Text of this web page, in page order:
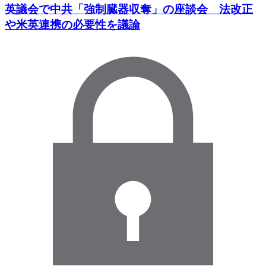
英議会で中共「強制臓器収奪」の座談会 法改正
や米英連携の必要性を議論